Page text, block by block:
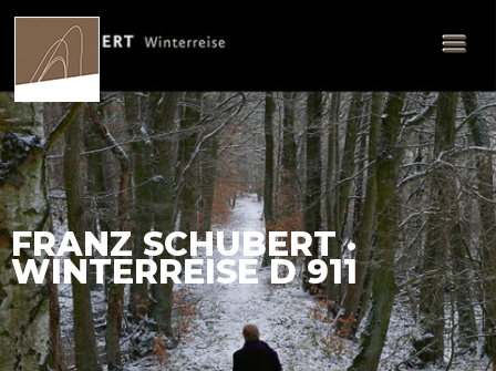
FRANZ SCHUBERT ·
WINTERREISE D 911